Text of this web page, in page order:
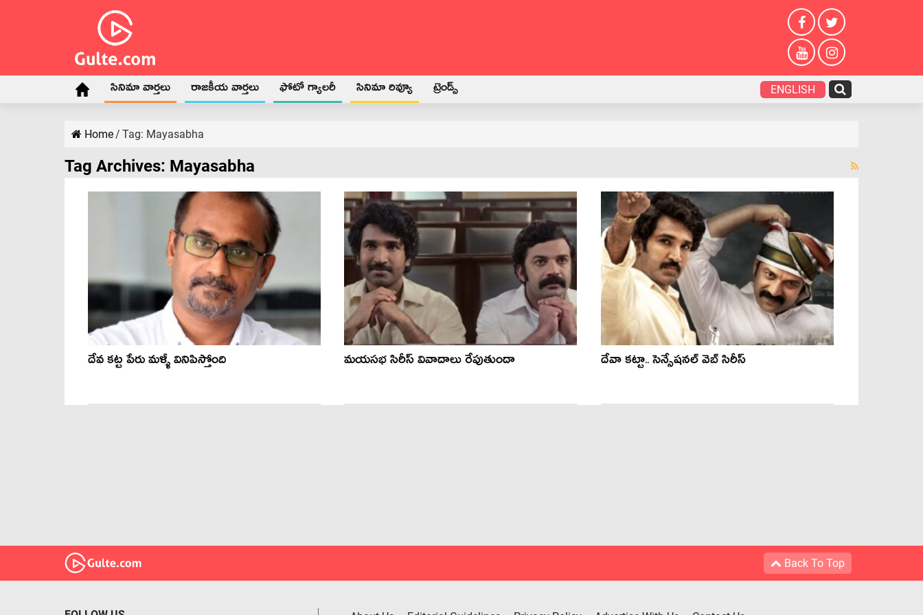
సినిమా వార్తలు రాజకీయ వార్తలు ఫోటో గ్యాలరీ సినిమా రివ్యూ ట్రెండ్స్ ENGLISH
Home/ Tag: Mayasabha
Tag Archives: Mayasabha
దేవ కట్ట పేరు మళ్ళీ వినిపిస్తోంది మయసభ సిరీస్ వివాదాలు రేపుతుందా దేవా క‌ట్టా.. సెన్సేష‌న‌ల్ వెబ్ సిరీస్‌
Back To Top